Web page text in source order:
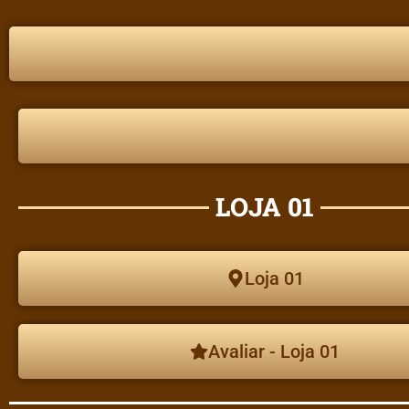
LOJA 01
Loja 01
Avaliar - Loja 01